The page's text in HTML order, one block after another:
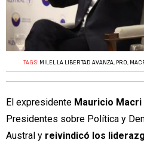
TAGS: MILEI , LA LIBERTAD AVANZA, PRO,
El expresidente Mauricio Macri
Presidentes sobre Política y
Austral y reivindicó los